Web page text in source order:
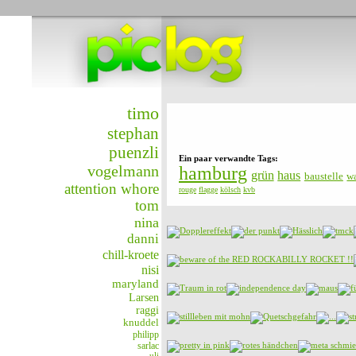
timo
stephan
puenzli
vogelmann
attention whore
tom
nina
danni
chill-kroete
nisi
maryland
Larsen
raggi
knuddel
philipp
sarlac
Ein paar verwandte Tags:
hamburg grün haus baustelle
rouge flagge kölsch kvb